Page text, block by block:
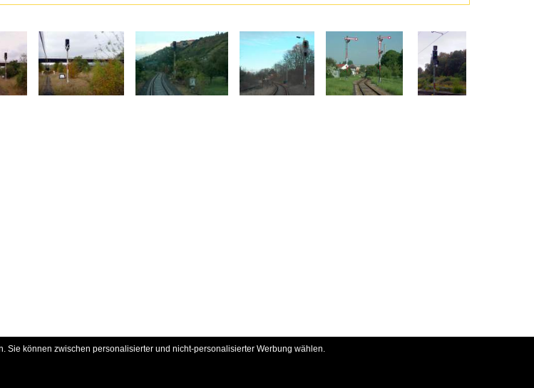
Sie können zwischen personalisierter und nicht-personalisierter Werbung wählen.